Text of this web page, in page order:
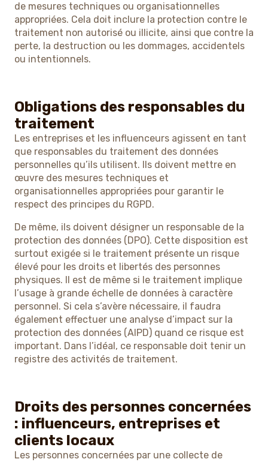
de mesures techniques ou organisationnelles
appropriées. Cela doit inclure la protection contre le
traitement non autorisé ou illicite, ainsi que contre la
perte, la destruction ou les dommages, accidentels
ou intentionnels.
Obligations des responsables du
traitement
Les entreprises et les influenceurs agissent en tant
que responsables du traitement des données
personnelles qu’ils utilisent. Ils doivent mettre en
œuvre des mesures techniques et
organisationnelles appropriées pour garantir le
respect des principes du RGPD.
De même, ils doivent désigner un responsable de la
protection des données (DPO). Cette disposition est
surtout exigée si le traitement présente un risque
élevé pour les droits et libertés des personnes
physiques. Il est de même si le traitement implique
l’usage à grande échelle de données à caractère
personnel. Si cela s’avère nécessaire, il faudra
également effectuer une analyse d’impact sur la
protection des données (AIPD) quand ce risque est
important. Dans l’idéal, ce responsable doit tenir un
registre des activités de traitement.
Droits des personnes concernées
: influenceurs, entreprises et
clients locaux
Les personnes concernées par une collecte de